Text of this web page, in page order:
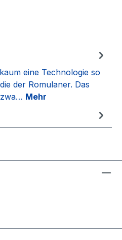
eine Technologie so
der Romulaner. Das
Mehr